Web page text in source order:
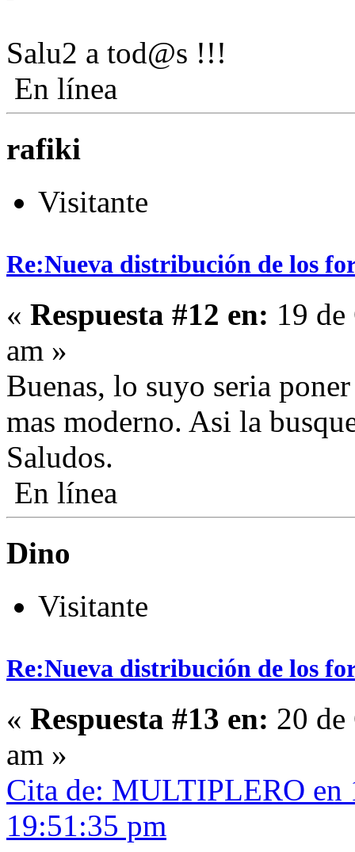
Salu2 a tod@s !!!
En línea
rafiki
Visitante
Re:Nueva distribución de los
« Respuesta #12 en: 19
am »
Buenas, lo suyo seria
mas moderno. Asi la
Saludos.
En línea
Dino
Visitante
Re:Nueva distribución de los
« Respuesta #13 en: 20
am »
Cita de: MULTIPLERO en
19:51:35 pm